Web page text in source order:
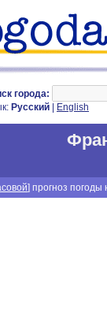
города:
Русский English
] прогноз погоды